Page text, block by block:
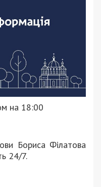
на 18:00
Бориса Філатова
24/7.